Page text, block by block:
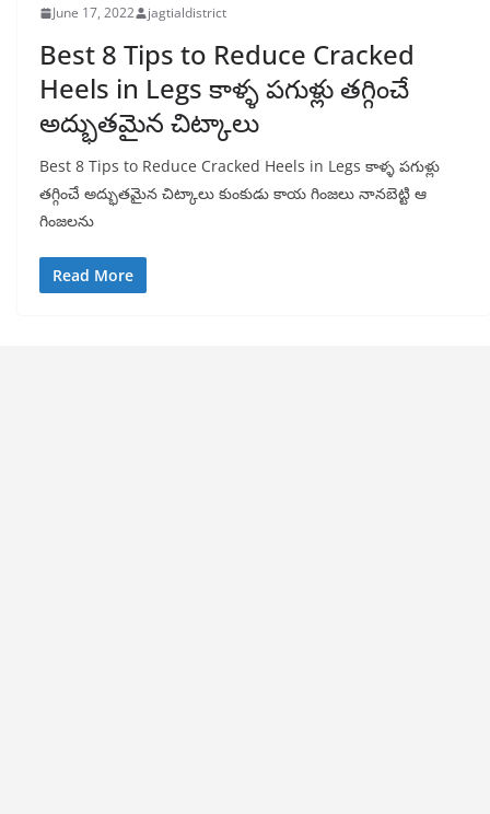
June 17, 2022 jagtialdistrict
Best 8 Tips to Reduce Cracked
Heels in Legs కాళ్ళ పగుళ్లు తగ్గించే
అద్భుతమైన చిట్కాలు
Best 8 Tips to Reduce Cracked Heels in Legs కాళ్ళ పగుళ్లు
తగ్గించే అద్భుతమైన చిట్కాలు కుంకుడు కాయ గింజలు నానబెట్టి ఆ
గింజలను
Read More